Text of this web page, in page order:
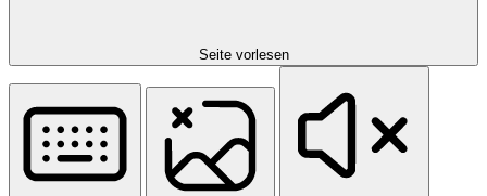
Seite vorlesen